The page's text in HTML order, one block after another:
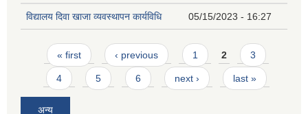
विद्यालय दिवा खाजा व्यवस्थापन कार्यविधि 05/15/2023 - 16:27
Pages
« first ‹ previous 1 2 3
4 5 6 next › last »
अन्य